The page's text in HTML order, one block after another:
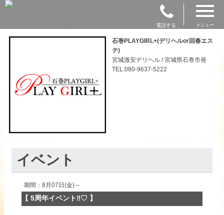
電話する メニュー
石巻PLAYGIRL+(デリヘルor回春エス
テ)
宮城激安デリヘル / 宮城県石巻市発
TEL:080-9637-5222
イベント
期間：8月07日(金)～
【 5周年イベント‼♡ 】